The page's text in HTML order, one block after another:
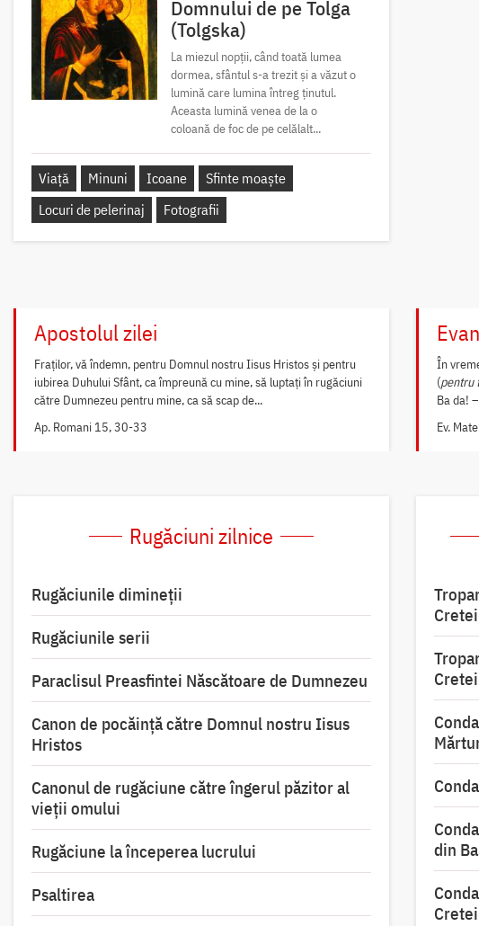
Domnului de pe Tolga
(Tolgska)
La miezul nopții, când toată lumea
dormea, sfântul s-a trezit și a văzut o
lumină care lumina întreg ținutul.
Aceasta lumină venea de la o
coloană de foc de pe celălalt...
Viață Minuni Icoane
Sfinte moaște
Locuri de pelerinaj
Fotografii
Apostolul zilei
Fraților, vă îndemn, pentru Domnul nostru Iisus Hristos și pentru
iubirea Duhului Sfânt, ca împreună cu mine, să luptați în rugăciuni
către Dumnezeu pentru mine, ca să scap de...
Ap. Romani 15, 30-33
În
(pentru
Ba da!
Ev.
Rugăciuni zilnice
Rugăciunile dimineții
Rugăciunile serii
Paraclisul Preasfintei Născătoare de Dumnezeu
Canon de pocăință către Domnul nostru Iisus
Hristos
Canonul de rugăciune către îngerul păzitor al
vieții omului
Rugăciune la începerea lucrului
Psaltirea
Cretei
Cretei
din
Cretei